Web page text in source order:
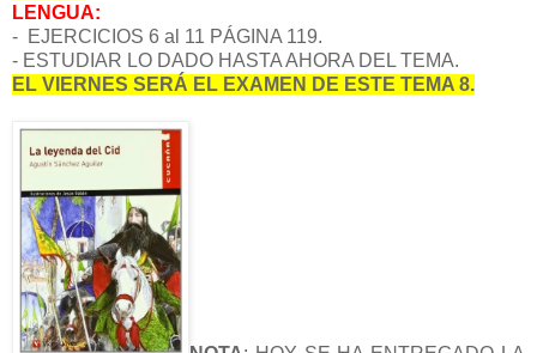
LENGUA:
- EJERCICIOS 6 al 11 PÁGINA 119.
- ESTUDIAR LO DADO HASTA AHORA DEL TEMA.
EL VIERNES SERÁ EL EXAMEN DE ESTE TEMA 8.